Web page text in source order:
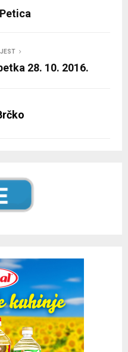
28. 10. 2016.